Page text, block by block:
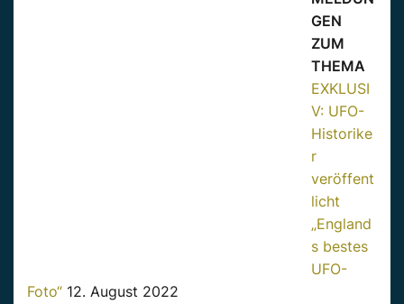
GEN
ZUM
THEMA
EXKLUSI
V: UFO-
Historike
r
veröffent
licht
„England
s bestes
UFO-
Foto“ 12. August 2022